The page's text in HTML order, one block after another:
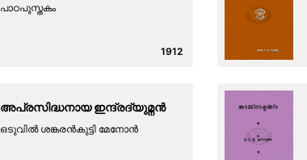
പാഠപുസ്തകം
1912
അപ്രസിദ്ധനായ ഇന്ദ്രദ്യുമ്നൻ
ഒടുവിൽ ശങ്കരൻകുട്ടി മേനോൻ